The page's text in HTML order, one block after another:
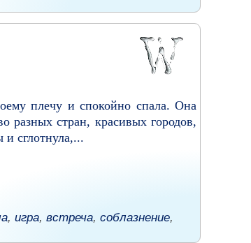
плечу и спокойно спала. Она
разных стран, красивых городов,
и сглотнула,...
, игра, встреча, соблазнение,